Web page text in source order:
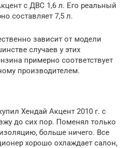
с ДВС 1,6 л. Его реальный
составляет 7,5 л.
зависит от модели
случаев у этих
примерно соответствует
производителем.
Хендай Акцент 2010 г. с
до сих пор. Поменял только
больше ничего. Все
хорошо охлаждает салон,